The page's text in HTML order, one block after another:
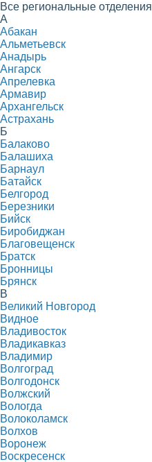
Все региональные отделения
А
Абакан
Альметьевск
Анадырь
Ангарск
Апрелевка
Армавир
Архангельск
Астрахань
Б
Балаково
Балашиха
Барнаул
Батайск
Белгород
Березники
Бийск
Биробиджан
Благовещенск
Братск
Бронницы
Брянск
В
Великий Новгород
Видное
Владивосток
Владикавказ
Владимир
Волгоград
Волгодонск
Волжский
Вологда
Волоколамск
Волхов
Воронеж
Воскресенск